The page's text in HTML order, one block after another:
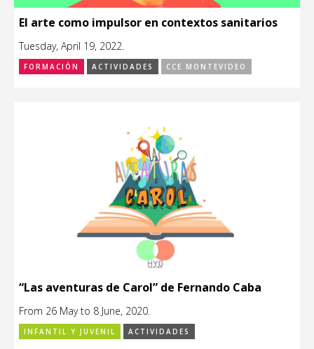
El arte como impulsor en contextos sanitarios
Tuesday, April 19, 2022.
FORMACIÓN ACTIVIDADES CCE MONTEVIDEO
“Las aventuras de Carol” de Fernando Caba
From 26 May to 8 June, 2020.
INFANTIL Y JUVENIL ACTIVIDADES